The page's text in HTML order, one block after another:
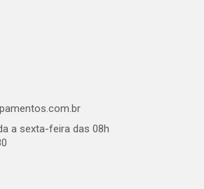
a sexta-feira das 08h